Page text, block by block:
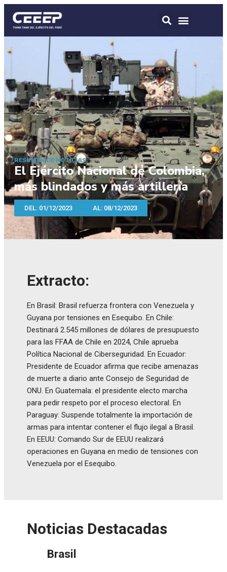
RESUMEN DE NOTICIAS
El Ejército Nacional de Colombia,
más blindados y más artillería
DEL: 01/12/2023 AL: 08/12/2023
Extracto:
En Brasil: Brasil refuerza frontera con Venezuela y
Guyana por tensiones en Esequibo. En Chile:
Destinará 2.545 millones de dólares de presupuesto
para las FFAA de Chile en 2024, Chile aprueba
Política Nacional de Ciberseguridad. En Ecuador:
Presidente de Ecuador afirma que recibe amenazas
de muerte a diario ante Consejo de Seguridad de
ONU. En Guatemala: el presidente electo marcha
para pedir respeto por el proceso electoral. En
Paraguay: Suspende totalmente la importación de
armas para intentar contener el flujo ilegal a Brasil.
En EEUU: Comando Sur de EEUU realizará
operaciones en Guyana en medio de tensiones con
Venezuela por el Esequibo.
Noticias Destacadas
Brasil